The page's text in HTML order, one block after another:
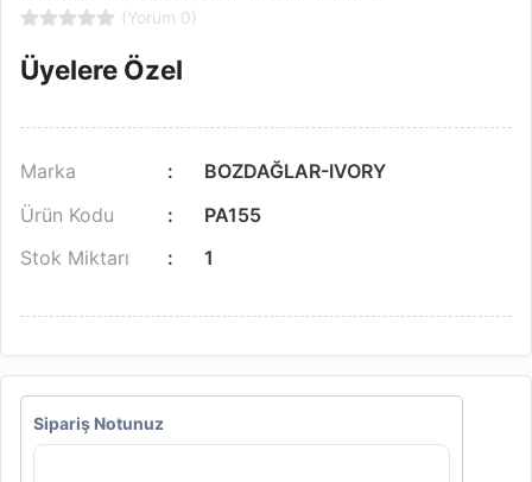
(Yorum 0)
Üyelere Özel
Marka
BOZDAĞLAR-IVORY
Ürün Kodu
PA155
Stok Miktarı
1
Sipariş Notunuz